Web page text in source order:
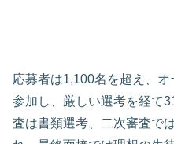
応募者は1,100名を超え、
参加し、厳しい選考を経て
査は書類選考、二次審査で